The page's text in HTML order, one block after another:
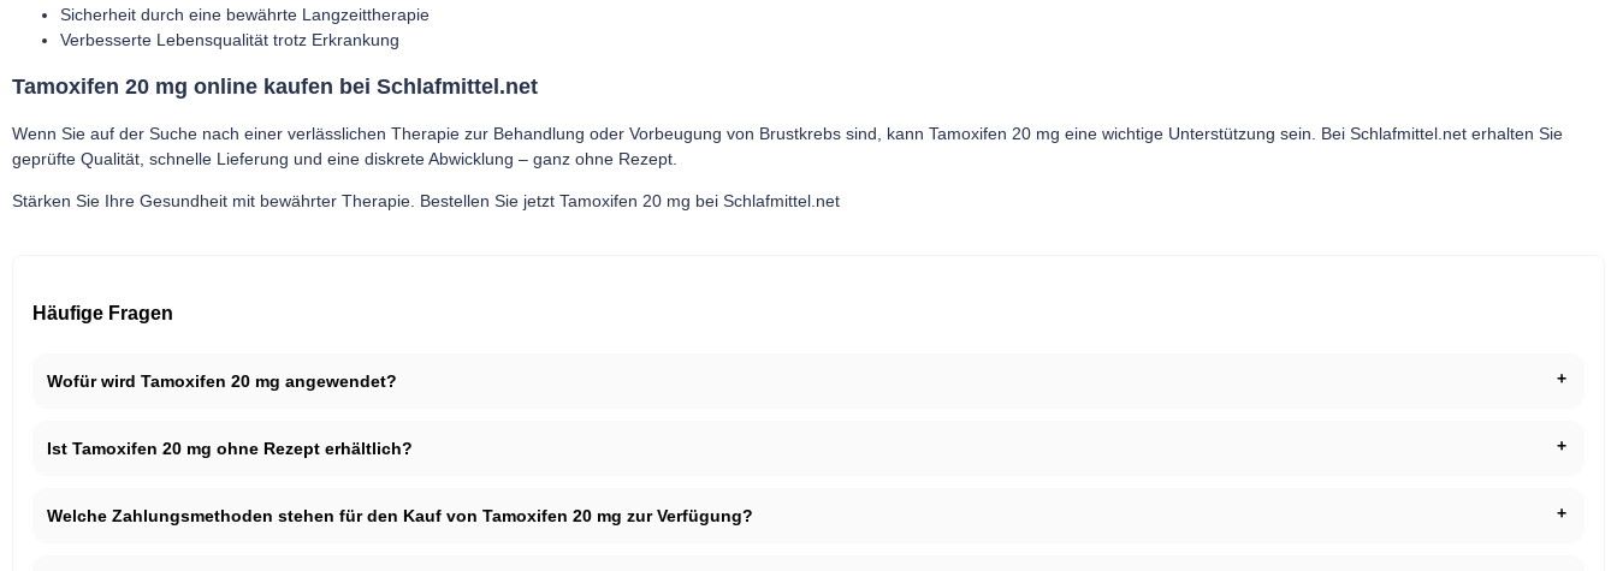
Sicherheit durch eine bewährte Langzeittherapie
Verbesserte Lebensqualität trotz Erkrankung
Tamoxifen 20 mg online kaufen bei Schlafmittel.net
Wenn Sie auf der Suche nach einer verlässlichen Therapie zur Behandlung oder Vorbeugung von Brustkrebs sind, kann Tamoxifen 20 mg eine wichtige Unterstützung sein. Bei Schlafmittel.net erhalten Sie
geprüfte Qualität, schnelle Lieferung und eine diskrete Abwicklung – ganz ohne Rezept.
Stärken Sie Ihre Gesundheit mit bewährter Therapie. Bestellen Sie jetzt Tamoxifen 20 mg bei Schlafmittel.net
Häufige Fragen
Wofür wird Tamoxifen 20 mg angewendet?
Ist Tamoxifen 20 mg ohne Rezept erhältlich?
Welche Zahlungsmethoden stehen für den Kauf von Tamoxifen 20 mg zur Verfügung?